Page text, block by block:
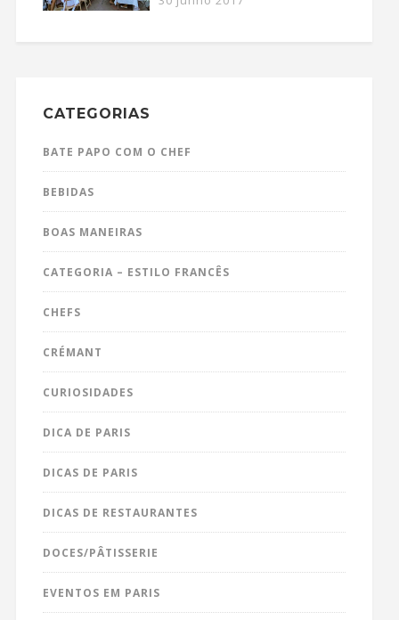
CATEGORIAS
BATE PAPO COM O CHEF
BEBIDAS
BOAS MANEIRAS
CATEGORIA – ESTILO FRANCÊS
CHEFS
CRÉMANT
CURIOSIDADES
DICA DE PARIS
DICAS DE PARIS
DICAS DE RESTAURANTES
DOCES/PÂTISSERIE
EVENTOS EM PARIS